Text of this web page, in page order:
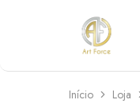
Art
Force
Semijoias
personalizadas
Início Loja